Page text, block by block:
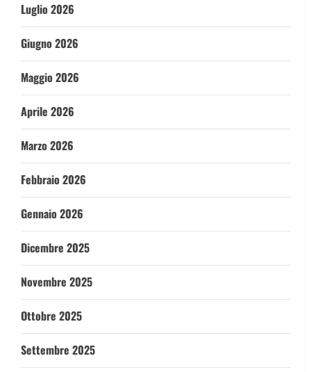
Luglio 2026
Giugno 2026
Maggio 2026
Aprile 2026
Marzo 2026
Febbraio 2026
Gennaio 2026
Dicembre 2025
Novembre 2025
Ottobre 2025
Settembre 2025